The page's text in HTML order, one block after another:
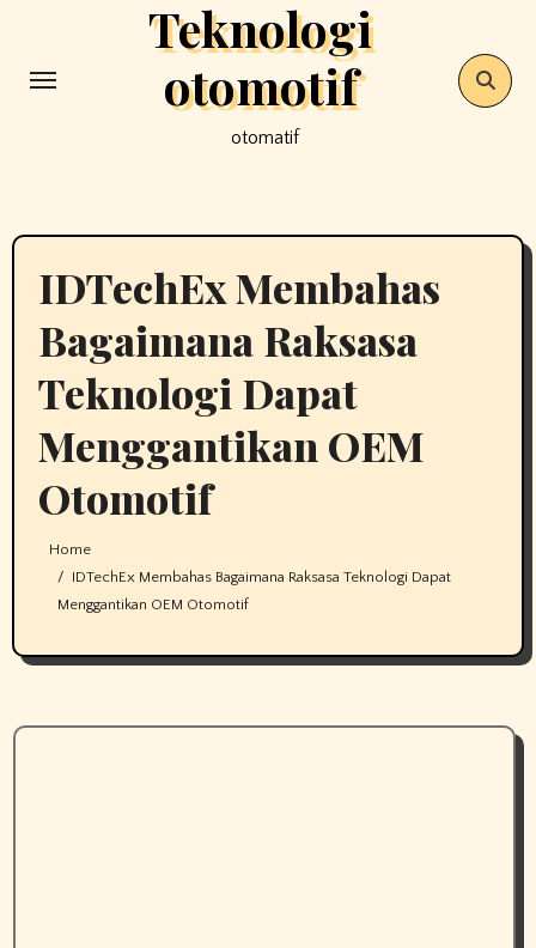
content
Teknologi
otomotif
otomatif
IDTechEx Membahas
Bagaimana Raksasa
Teknologi Dapat
Menggantikan OEM
Otomotif
Home
IDTechEx Membahas Bagaimana Raksasa Teknologi Dapat
Menggantikan OEM Otomotif